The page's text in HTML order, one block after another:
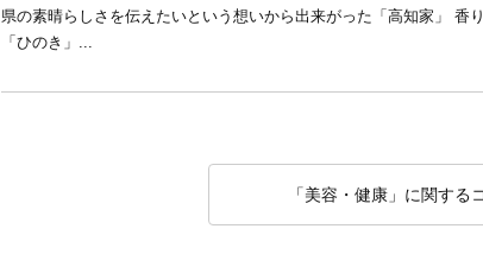
県の素晴らしさを伝えたいという想いから出来がった「高知家」 香
「ひのき」...
「美容・健康」に関する